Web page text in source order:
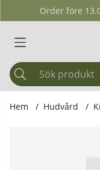
Order före
Hem Hudvård
Produktbilder Maria